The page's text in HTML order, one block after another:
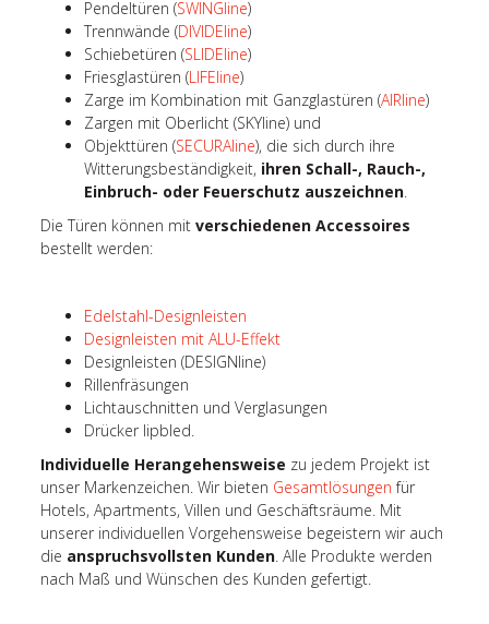
Pendeltüren (SWINGline)
Trennwände (DIVIDEline)
Schiebetüren (SLIDEline)
Friesglastüren (LIFEline)
Zarge im Kombination mit Ganzglastüren (AIRline)
Zargen mit Oberlicht (SKYline) und
Objekttüren (SECURAline), die sich durch ihre
Witterungsbeständigkeit, ihren Schall-, Rauch-,
Einbruch- oder Feuerschutz auszeichnen.
Die Türen können mitverschiedenen Accessoires
bestellt werden:
Edelstahl-Designleisten
Designleisten mit ALU-Effekt
Designleisten (DESIGNline)
Rillenfräsungen
Lichtauschnitten und Verglasungen
Drücker lipbled.
Individuelle Herangehensweise zu jedem Projekt ist
unser Markenzeichen. Wir bieten Gesamtlösungen für
Hotels, Apartments, Villen und Geschäftsräume. Mit
unserer individuellen Vorgehensweise begeistern wir auch
die anspruchsvollsten Kunden. Alle Produkte werden
nach Maß und Wünschen des Kunden gefertigt.